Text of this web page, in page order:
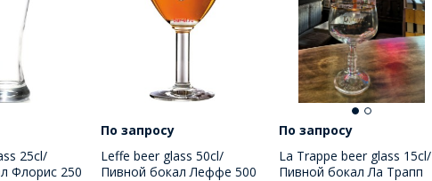
25cl/
Флорис 250
По запросу
Leffe beer glass 50cl/
Пивной бокал Леффе 500
По запросу
La Trappe beer glass 15cl/
Пивной бокал Ла Трапп